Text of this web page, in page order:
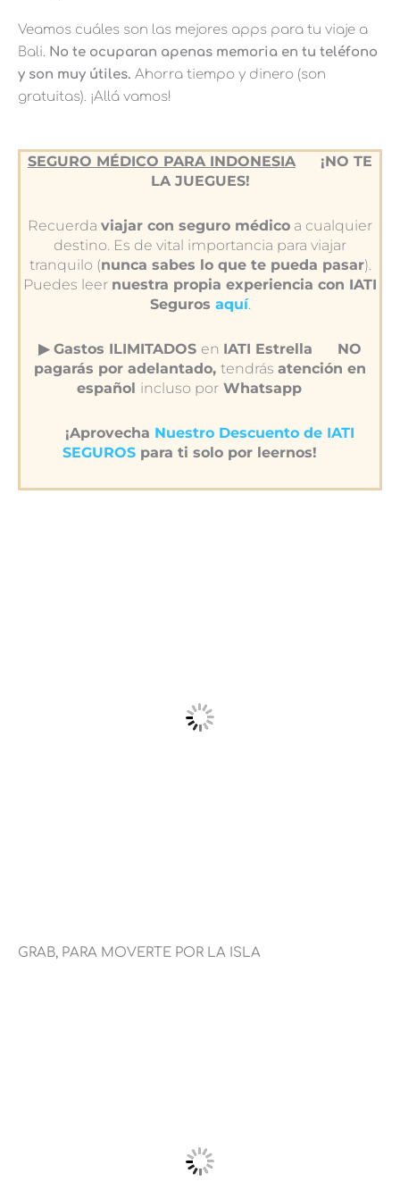
Veamos cuáles son las mejores apps para tu viaje a
Bali. No te ocuparan apenas memoria en tu teléfono
y son muy útiles. Ahorra tiempo y dinero (son
gratuitas). ¡Allá vamos!
SEGURO MÉDICO PARA INDONESIA
¡NO TE
LA JUEGUES!
Recuerda viajar con seguro médico a cualquier
destino. Es de vital importancia para viajar
tranquilo (nunca sabes lo que te pueda pasar).
Puedes leer nuestra propia experiencia con IATI
Seguros aquí.
▶︎ Gastos ILIMITADOS en IATI Estrella
NO
pagarás por adelantado, tendrás atención en
español incluso por Whatsapp
¡Aprovecha Nuestro Descuento de IATI
SEGUROSpara ti solo por leernos!
GRAB, PARA MOVERTE POR LA ISLA